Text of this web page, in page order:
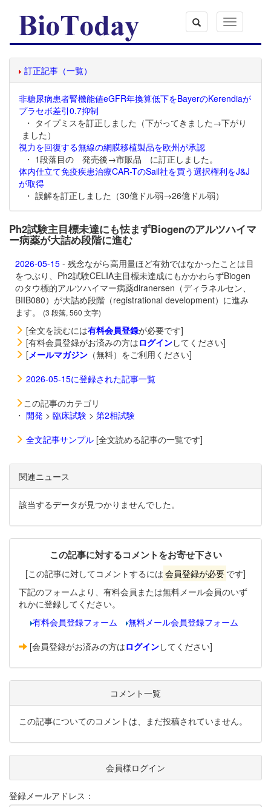
Toggle
navigation
訂正記事（一覧）
非糖尿病患者腎機能値eGFR年換算低下をBayerのKerendiaが
プラセボ差引0.7抑制
・ タイプミスを訂正しました（下がってきました→下がり
ました）
視力を回復する無線の網膜移植製品を欧州が承認
・ 1段落目の 発売後→市販品 に訂正しました。
体内仕立て免疫疾患治療CAR-TのSail社を買う選択権利をJ&J
が取得
・ 誤解を訂正しました（30億ドル弱→26億ドル弱）
Ph2試験主目標未達にも怯まずBiogenのアルツハイマ
ー病薬が大詰め段階に進む
2026-05-15 - 残念ながら高用量ほど有効ではなかったことは目
をつぶり、Ph2試験CELIA主目標未達成にもかかわらずBiogen
のタウ標的アルツハイマー病薬diranersen（ディラネルセン、
BIIB080）が大詰め段階（registrational development）に進み
ます。
(3 段落, 560 文字)
[全文を読むには有料会員登録が必要です]
[有料会員登録がお済みの方はログインしてください]
[メールマガジン （無料）をご利用ください]
2026-05-15に登録された記事一覧
この記事のカテゴリ
・ 開発 > 臨床試験 > 第2相試験
全文記事サンプル [全文読める記事の一覧です]
関連ニュース
該当するデータが見つかりませんでした。
この記事に対するコメントをお寄せ下さい
[この記事に対してコメントするには 会員登録が必要 です]
下記のフォームより、有料会員または無料メール会員のいず
れかに登録してください。
有料会員登録フォーム
無料メール会員登録フォーム
[会員登録がお済みの方はログインしてください]
コメント一覧
この記事についてのコメントは、まだ投稿されていません。
会員様ログイン
登録メールアドレス：